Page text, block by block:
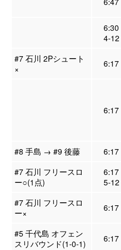
6:30
4-12
#7 石川 2Pシュート
×
6:17
6:17
#8 手島 → #9 後藤
6:17
#7 石川 フリースロ
ー○(1点)
6:17
5-12
#7 石川 フリースロ
ー×
6:17
#5 千代島 オフェン
スリバウンド(1-0-1)
6:17